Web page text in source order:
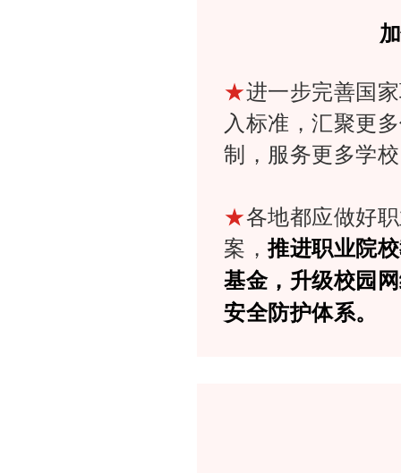
★进一步完善国
入标准，汇聚更
制，服务更多学
★各地都应做好
案，推进职业院
基金，升级校园
安全防护体系。